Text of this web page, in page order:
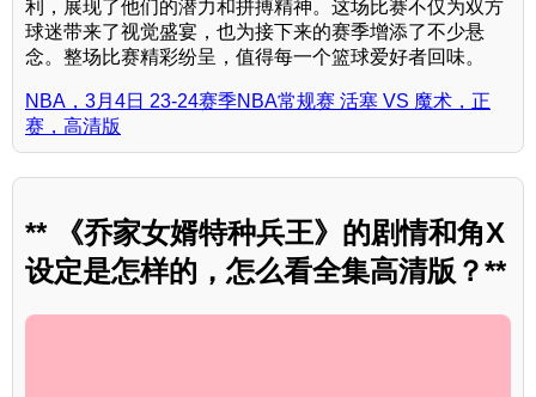
利，展现了他们的潜力和拼搏精神。这场比赛不仅为双方
球迷带来了视觉盛宴，也为接下来的赛季增添了不少悬
念。整场比赛精彩纷呈，值得每一个篮球爱好者回味。
NBA，3月4日 23-24赛季NBA常规赛 活塞 VS 魔术，正
赛，高清版
** 《乔家女婿特种兵王》的剧情和角X
设定是怎样的，怎么看全集高清版？**